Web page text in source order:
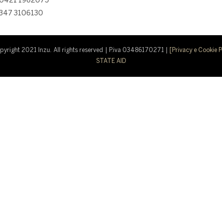
3106130
2021 Inzu. All rights reserved | P.iva 03486170271 |
[Privacy e Cookie
STATE AID